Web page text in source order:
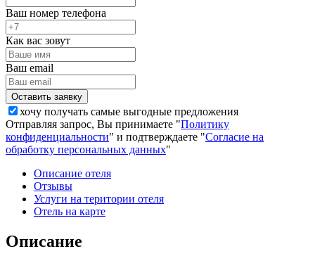
Ваш номер телефона
Как вас зовут
Ваш email
хочу получать самые выгодные предложения
Отправляя запрос, Вы принимаете "Политику
конфиденциальности" и подтверждаете "Согласие на
обработку персональных данных"
Описание отеля
Отзывы
Услуги на територии отеля
Отель на карте
Описание